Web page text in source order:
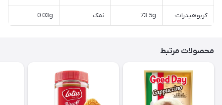
کربوهیدرات: 73.5g نمک: 0.03g
محصولات مرتبط